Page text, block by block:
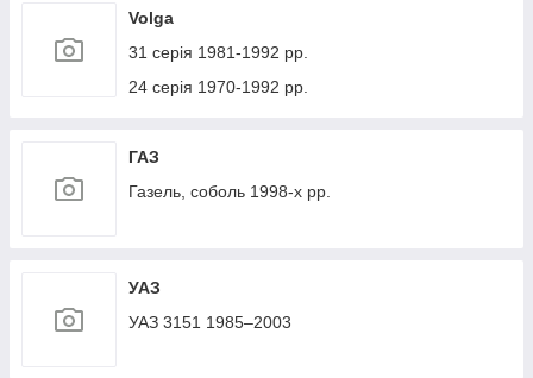
Volga
31 серія 1981-1992 рр.
24 серія 1970-1992 рр.
ГАЗ
Газель, соболь 1998-х рр.
УАЗ
УАЗ 3151 1985–2003